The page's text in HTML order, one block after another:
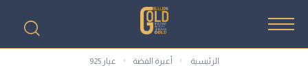
الرئيسية أعيرة الفضة عيار 925